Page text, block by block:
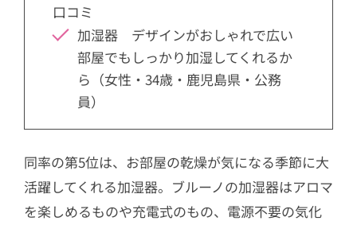
口コミ
加湿器 デザインがおしゃれで広い
部屋でもしっかり加湿してくれるか
ら（女性・34歳・鹿児島県・公務
員）
同率の第5位は、お部屋の乾燥が気になる季節に大
活躍してくれる加湿器。ブルーノの加湿器はアロマ
を楽しめるものや充電式のもの、電源不要の気化